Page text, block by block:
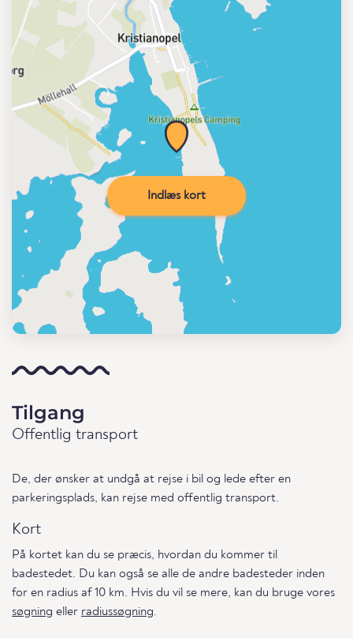
Indlæs kort
Tilgang
Offentlig transport
De, der ønsker at undgå at rejse i bil og lede efter en
parkeringsplads, kan rejse med offentlig transport.
Kort
På kortet kan du se præcis, hvordan du kommer til
badestedet. Du kan også se alle de andre badesteder inden
for en radius af 10 km. Hvis du vil se mere, kan du bruge vores
søgning eller radiussøgning.